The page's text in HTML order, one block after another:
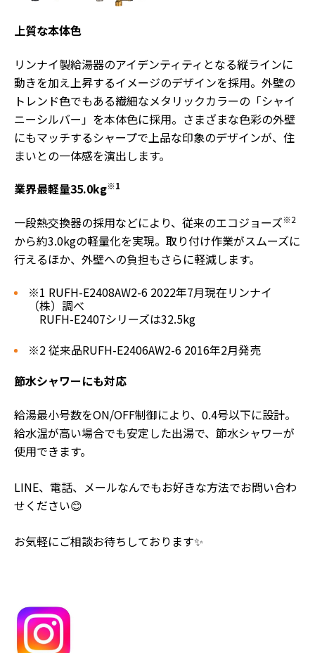
上質な本体色
リンナイ製給湯器のアイデンティティとなる縦ラインに
動きを加え上昇するイメージのデザインを採用。外壁の
トレンド色でもある繊細なメタリックカラーの「シャイ
ニーシルバー」を本体色に採用。さまざまな色彩の外壁
にもマッチするシャープで上品な印象のデザインが、住
まいとの一体感を演出します。
業界最軽量35.0kg※1
一段熱交換器の採用などにより、従来のエコジョーズ※2
から約3.0kgの軽量化を実現。取り付け作業がスムーズに
行えるほか、外壁への負担もさらに軽減します。
※1 RUFH-E2408AW2-6 2022年7月現在リンナイ
（株）調べ
RUFH-E2407シリーズは32.5kg
※2 従来品RUFH-E2406AW2-6 2016年2月発売
節水シャワーにも対応
給湯最小号数をON/OFF制御により、0.4号以下に設計。
給水温が高い場合でも安定した出湯で、節水シャワーが
使用できます。
LINE、電話、メールなんでもお好きな方法でお問い合わ
せください😊
お気軽にご相談お待ちしております✨